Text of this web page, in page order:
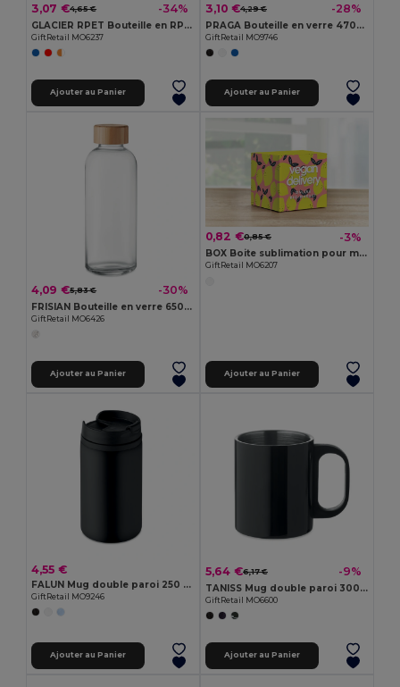
3,07 €4,65 € -34%
GLACIER RPET Bouteille en RPET 600ml
GiftRetail MO6237
Ajouter au Panier
3,10 €4,29 € -28%
PRAGA Bouteille en verre 470ml
GiftRetail MO9746
Ajouter au Panier
4,09 €5,83 € -30%
FRISIAN Bouteille en verre 650ml
GiftRetail MO6426
Ajouter au Panier
0,82 €0,85 € -3%
BOX Boite sublimation pour mug
GiftRetail MO6207
Ajouter au Panier
4,55 €
FALUN Mug double paroi 250 ml
GiftRetail MO9246
Ajouter au Panier
5,64 €6,17 € -9%
TANISS Mug double paroi 300 ml
GiftRetail MO6600
Ajouter au Panier